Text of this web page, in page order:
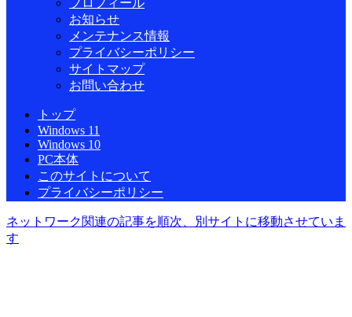
プロフィール
お知らせ
メンテナンス情報
プライバシーポリシー
サイトマップ
お問い合わせ
トップ
Windows 11
Windows 10
PC本体
このサイトについて
プライバシーポリシー
ネットワーク関連の記事を順次、別サイトに移動させていま
す